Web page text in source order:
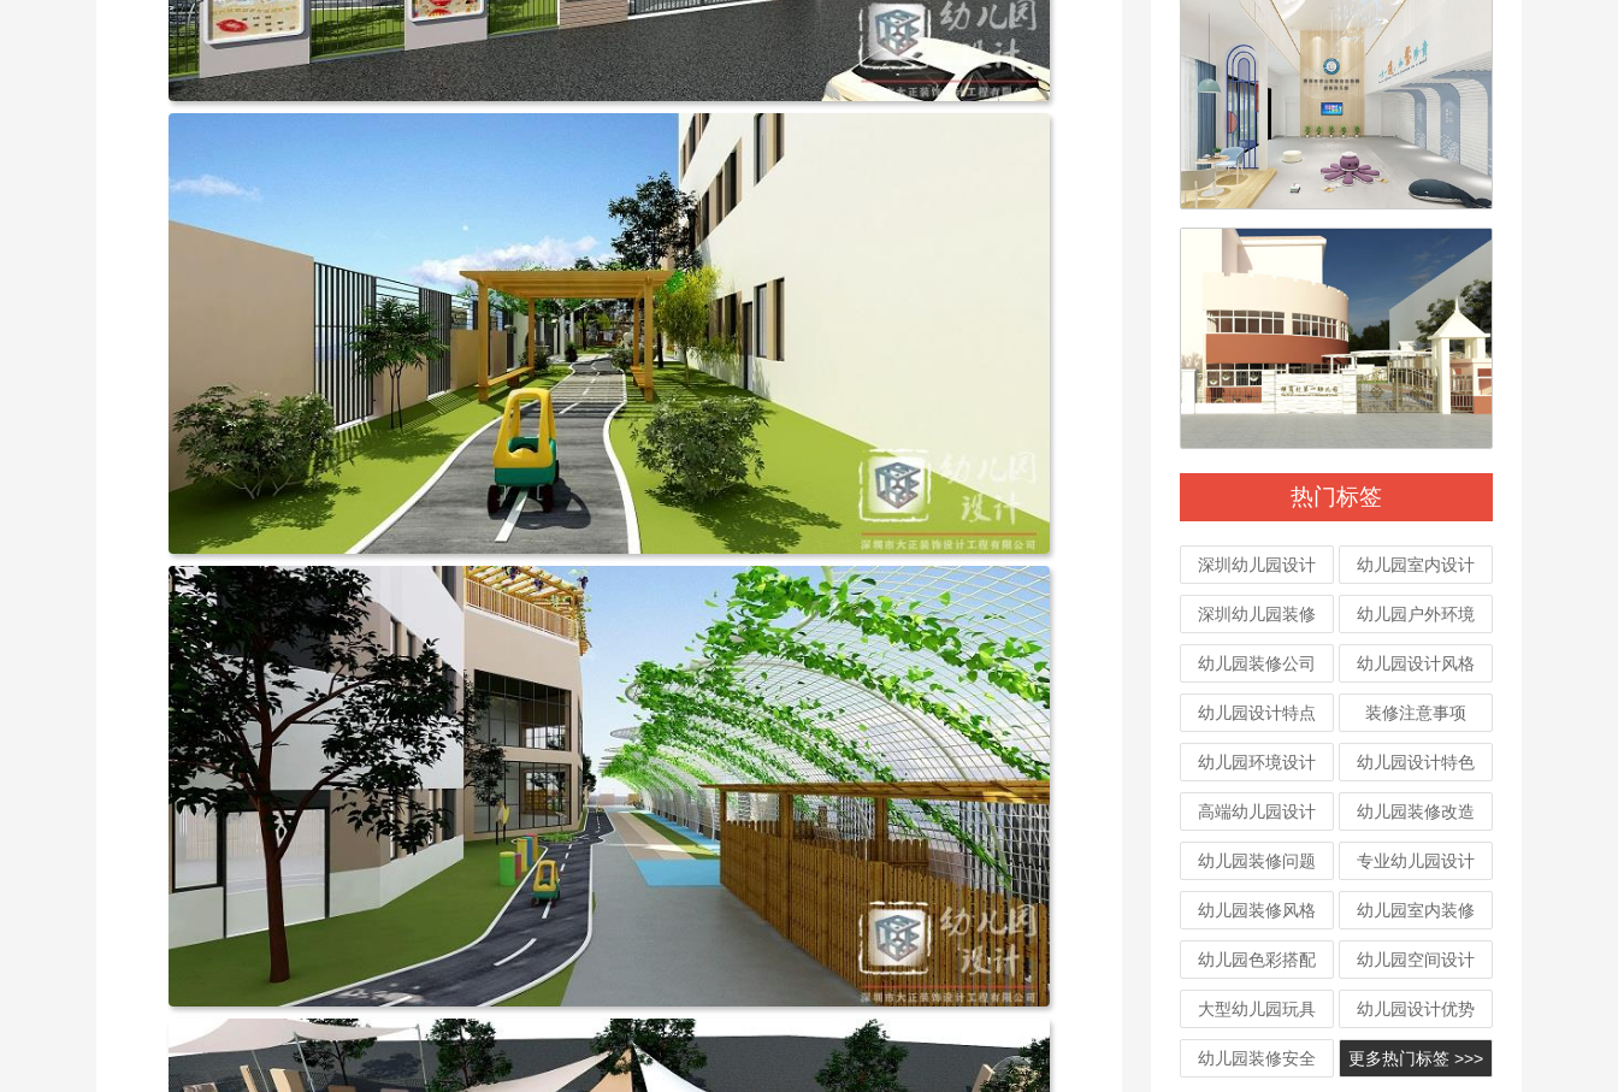
热门标签
深圳幼儿园设计 幼儿园室内设计
深圳幼儿园装修 幼儿园户外环境
幼儿园装修公司 幼儿园设计风格
幼儿园设计特点 装修注意事项
幼儿园环境设计 幼儿园设计特色
高端幼儿园设计 幼儿园装修改造
幼儿园装修问题 专业幼儿园设计
幼儿园装修风格 幼儿园室内装修
幼儿园色彩搭配 幼儿园空间设计
大型幼儿园玩具 幼儿园设计优势
幼儿园装修安全 更多热门标签 >>>